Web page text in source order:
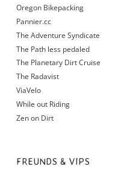
Oregon Bikepacking
Pannier.cc
The Adventure Syndicate
The Path less pedaled
The Planetary Dirt Cruise
The Radavist
ViaVelo
While out Riding
Zen on Dirt
FREUNDS & VIPS